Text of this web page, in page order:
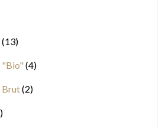
13
"Bio" 4
Brut 2